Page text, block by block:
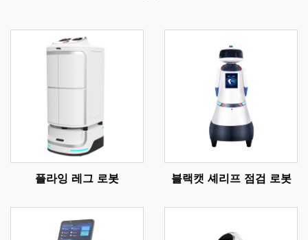
플라잉 레그 로봇 블랙캣 셰리프 점검 로봇